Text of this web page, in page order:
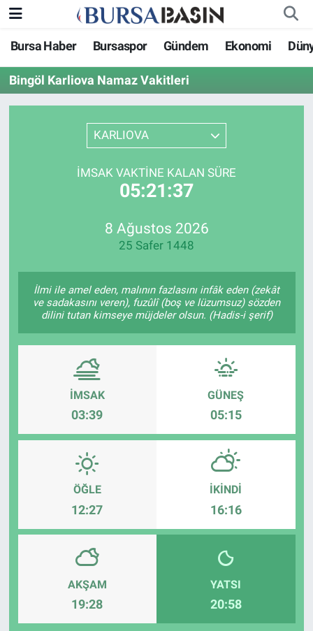
Bursa Haber Bursaspor Gündem Ekonomi
Bingöl Karliova Namaz Vakitleri
KARLIOVA
İMSAK VAKTINE KALAN SÜRE
05:21:37
8 Ağustos 2026
25 Safer 1448
İlmi ile amel eden, malının fazlasını infâk eden (zekât
ve sadakasını veren), fuzûlî (boş ve lüzumsuz) sözden
dilini tutan kimseye müjdeler olsun. (Hadis-i şerif)
İMSAK
03:39
GÜNEŞ
05:15
ÖĞLE
12:27
İKINDI
16:16
AKŞAM
19:28
YATSI
20:58
Bursa Haber
Genel
KÜLTÜR-SANAT
Gündem
Eğitim
Ekonomi
Teknoloji
Magazin
Siyaset
Yaşam
Spor
Bursa Nöbetçi Eczaneler
Bursa Hava Durumu
Bursa Namaz Vakitleri
Süper Lig Puan Durumu ve Fikstür
Tüm Manşetler
Haber Arşivi